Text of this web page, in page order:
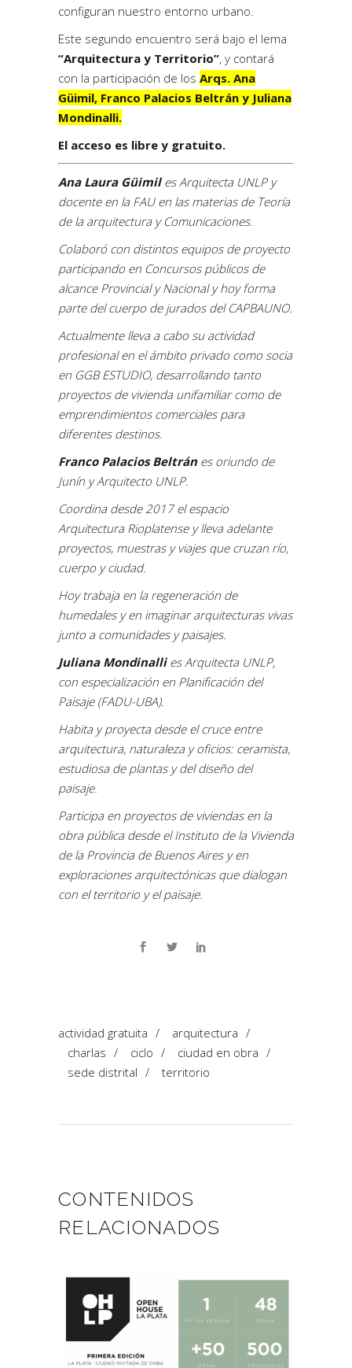
configuran nuestro entorno urbano.
Este segundo encuentro será bajo el lema
“Arquitectura y Territorio”, y contará
con la participación de los Arqs. Ana
Güimil, Franco Palacios Beltrán y Juliana
Mondinalli.
El acceso es libre y gratuito.
Ana Laura Güimiles Arquitecta UNLP y
docente en la FAU en las materias de Teoría
de la arquitectura y Comunicaciones.
Colaboró con distintos equipos de proyecto
participando en Concursos públicos de
alcance Provincial y Nacional y hoy forma
parte del cuerpo de jurados del CAPBAUNO.
Actualmente lleva a cabo su actividad
profesional en el ámbito privado como socia
en GGB ESTUDIO, desarrollando tanto
proyectos de vivienda unifamiliar como de
emprendimientos comerciales para
diferentes destinos.
Franco Palacios Beltránes oriundo de
Junín y Arquitecto UNLP.
Coordina desde 2017 el espacio
Arquitectura Rioplatense y lleva adelante
proyectos, muestras y viajes que cruzan río,
cuerpo y ciudad.
Hoy trabaja en la regeneración de
humedales y en imaginar arquitecturas vivas
junto a comunidades y paisajes.
Juliana Mondinallies Arquitecta UNLP,
con especialización en Planificación del
Paisaje (FADU-UBA).
Habita y proyecta desde el cruce entre
arquitectura, naturaleza y oficios: ceramista,
estudiosa de plantas y del diseño del
paisaje.
Participa en proyectos de viviendas en la
obra pública desde el Instituto de la Vivienda
de la Provincia de Buenos Aires y en
exploraciones arquitectónicas que dialogan
con el territorio y el paisaje.
actividad gratuita / arquitectura /
charlas / ciclo / ciudad en obra /
sede distrital / territorio
CONTENIDOS
RELACIONADOS